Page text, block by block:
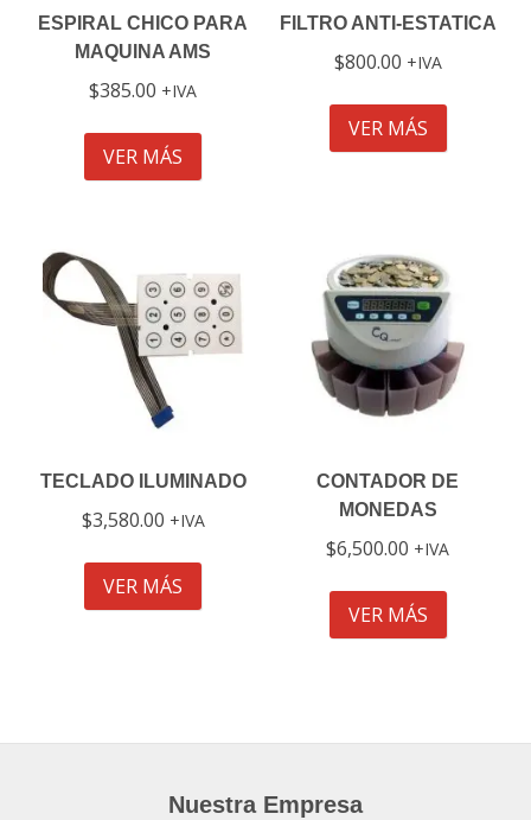
ESPIRAL CHICO PARA
MAQUINA AMS
$385.00 IVA
VER MÁS
FILTRO ANTI-ESTATICA
$800.00 IVA
VER MÁS
TECLADO ILUMINADO
$3,580.00 IVA
VER MÁS
CONTADOR DE
MONEDAS
$6,500.00 IVA
VER MÁS
Nuestra Empresa